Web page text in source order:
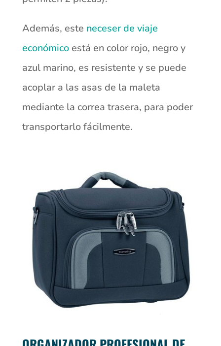
Además, este neceser de viaje
económicoestá en color rojo, negro y
azul marino, es resistente y se puede
acoplar a las asas de la maleta
mediante la correa trasera, para poder
transportarlo fácilmente.